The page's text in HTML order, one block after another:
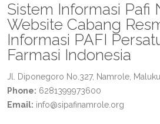
Sistem Informasi Pafi
Website Cabang
Informasi PAFI
Farmasi Indonesia
Jl. Diponegoro No.327, Namrole, Maluku
Phone: 6281399973600
Email: info@sipafinamrole.org